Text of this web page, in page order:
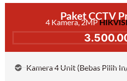
Paket CCTV
4 Kamera, 2MP
Kamera 4 Unit (Bebas Pilih